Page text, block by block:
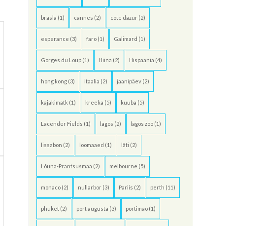
brasla (1) cannes (2) cote dazur(2)
esperance (3) faro(1) Galimard (1)
Gorges du Loup(1) Hiina (2) Hispaania (4)
hong kong(3) itaalia (2) jaanipäev(2)
kajakimatk (1) kreeka (5) kuuba (5)
Lacender Fields (1) lagos (2) lagos zoo(1)
lissabon (2) loomaaed (1) läti (2)
Lõuna-Prantsusmaa (2) melbourne (5)
monaco(2) nullarbor(3) Pariis (2) perth (11)
phuket(2) port augusta (3) portimao(1)